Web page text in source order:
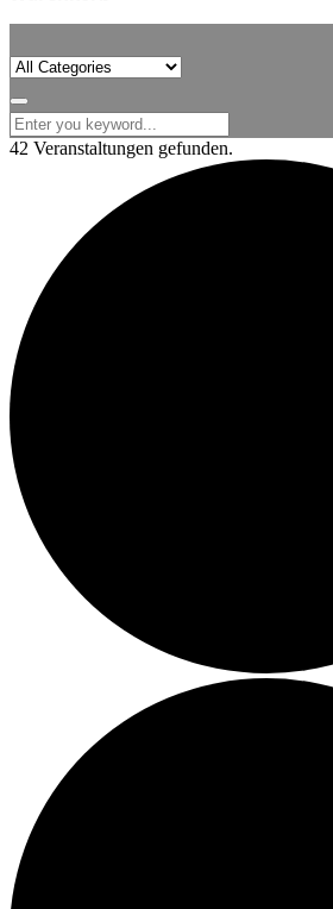
Search
for:
42 Veranstaltungen gefunden.